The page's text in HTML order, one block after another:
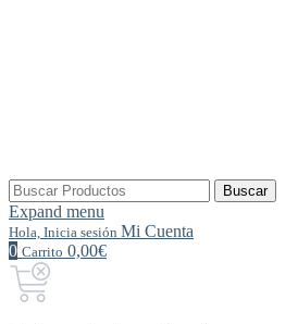
Buscar
por:
Buscar
Expand menu
Hola, Inicia sesión Mi Cuenta
0 Carrito 0,00€